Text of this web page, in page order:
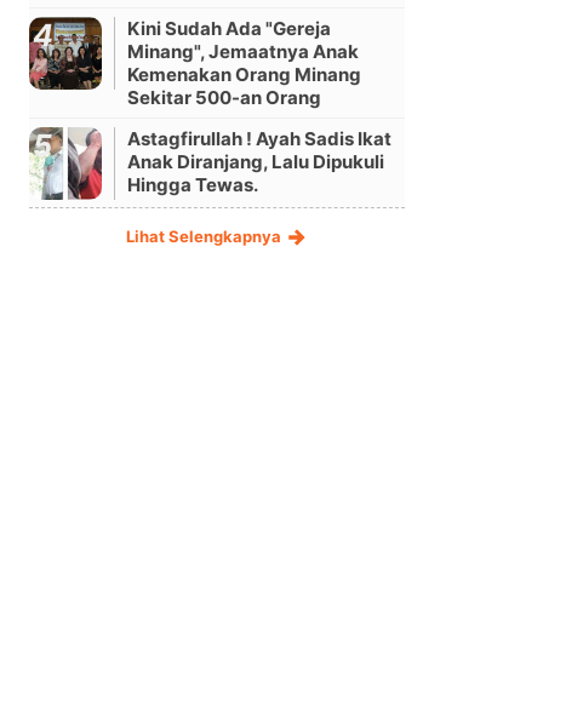
Kini Sudah Ada "Gereja
Minang", Jemaatnya Anak
Kemenakan Orang Minang
Sekitar 500-an Orang
Astagfirullah ! Ayah Sadis Ikat
Anak Diranjang, Lalu Dipukuli
Hingga Tewas.
Lihat Selengkapnya